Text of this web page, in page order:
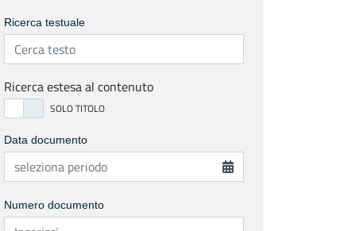
Ricerca testuale
Ricerca estesa al contenuto
Data documento
Numero documento